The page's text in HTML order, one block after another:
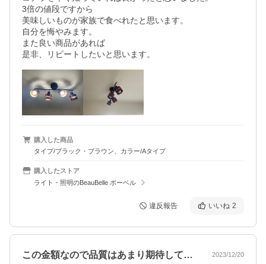
3倍の値段ですから
美味しいものが家族で食べれたと思います。
自分を悔やみます。
また良い商品があれば
是非、リピートしたいと思います。
購入した商品
タイプ/ブラック・ブラウン、カラー/Aタイプ
購入したストア
ライト・照明のBeauBelle ボーベル
違反報告 いいね 2
この金額なので品質はあまり期待していな… 2023/12/20